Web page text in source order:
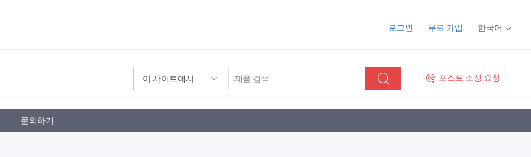
로그인 무료 가입 한국어
이 사이트에서 포스트 소싱 요청
문의하기